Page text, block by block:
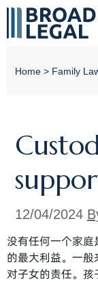
Home > Family
12/04/2024
没有任何一个家
的最大利益。一
对子女的责任。